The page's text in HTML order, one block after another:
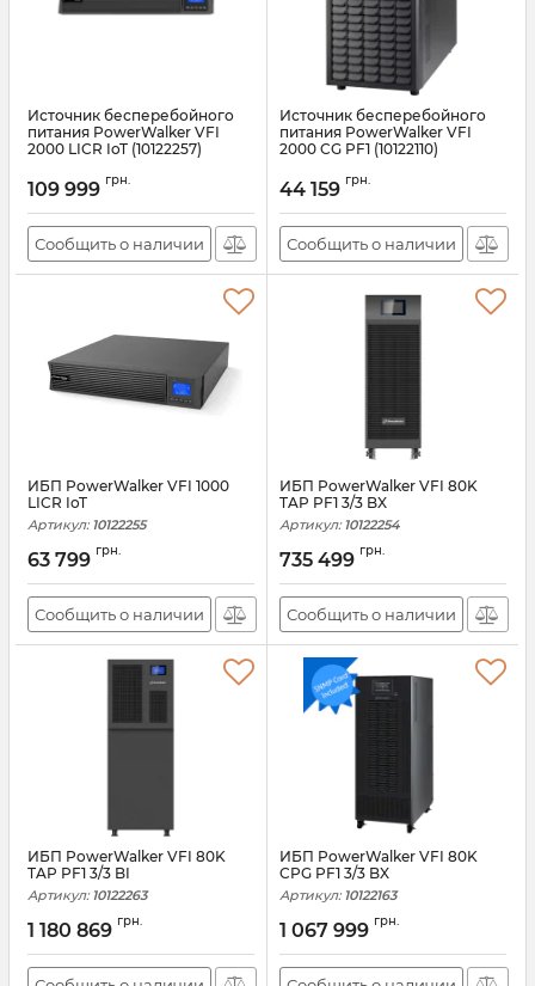
Источник бесперебойного
питания PowerWalker VFI
2000 LICR IoT (10122257)
109 999 грн.
Сообщить о наличии
Источник бесперебойного
питания PowerWalker VFI
2000 CG PF1 (10122110)
44 159 грн.
Сообщить о наличии
ИБП PowerWalker VFI 1000
LICR IoT
Артикул: 10122255
63 799 грн.
Сообщить о наличии
ИБП PowerWalker VFI 80K
TAP PF1 3/3 BX
Артикул: 10122254
735 499 грн.
Сообщить о наличии
ИБП PowerWalker VFI 80K
TAP PF1 3/3 BI
Артикул: 10122263
1 180 869 грн.
ИБП PowerWalker VFI 80K
CPG PF1 3/3 BX
Артикул: 10122163
1 067 999 грн.